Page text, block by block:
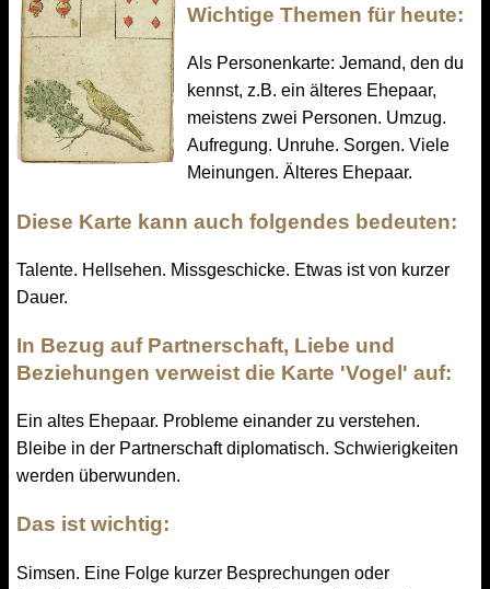
Wichtige Themen für heute:
Als Personenkarte: Jemand, den du
kennst, z.B. ein älteres Ehepaar,
meistens zwei Personen. Umzug.
Aufregung. Unruhe. Sorgen. Viele
Meinungen. Älteres Ehepaar.
Diese Karte kann auch folgendes bedeuten:
Talente. Hellsehen. Missgeschicke. Etwas ist von kurzer
Dauer.
In Bezug auf Partnerschaft, Liebe und
Beziehungen verweist die Karte 'Vogel' auf:
Ein altes Ehepaar. Probleme einander zu verstehen.
Bleibe in der Partnerschaft diplomatisch. Schwierigkeiten
werden überwunden.
Das ist wichtig:
Simsen. Eine Folge kurzer Besprechungen oder